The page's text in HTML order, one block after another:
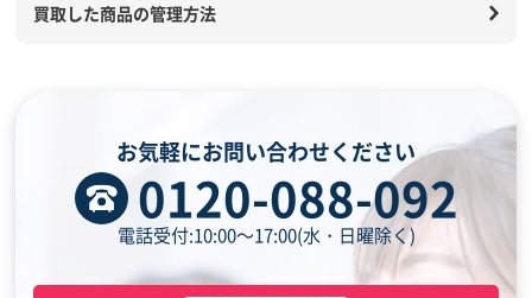
買取した商品の管理方法
お気軽にお問い合わせください
0120-088-092
電話受付:10:00～17:00(水・日曜除く)